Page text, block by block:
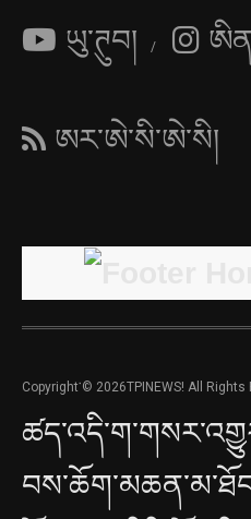
ཡུ་ཊུབ།
ཨར་ཨེ་སི་ཨེ་སི།
Copyright་© 2026TPINEWS! All Rights